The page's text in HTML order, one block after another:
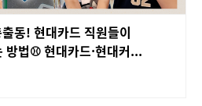
동! 현대카드 직원들이
법⚾ 현대카드·현대커...